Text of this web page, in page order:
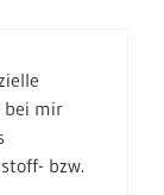
bei mir
bzw.